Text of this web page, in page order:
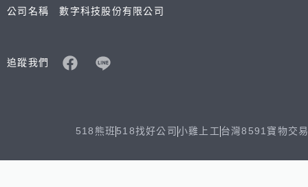
公司名稱 數字科技股份有限公司
追蹤我們
518熊班 518找好公司 小雞上工 台灣8591寶物交